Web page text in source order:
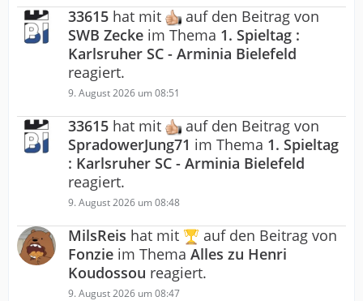
33615 hat mit
auf den Beitrag von
SWB Zecke im Thema 1. Spieltag :
Karlsruher SC - Arminia Bielefeld
reagiert.
9. August 2026 um 08:51
33615 hat mit
auf den Beitrag von
SpradowerJung71 im Thema 1. Spieltag
: Karlsruher SC - Arminia Bielefeld
reagiert.
9. August 2026 um 08:48
MilsReis hat mit
auf den Beitrag von
Fonzie im Thema Alles zu Henri
Koudossou reagiert.
9. August 2026 um 08:47